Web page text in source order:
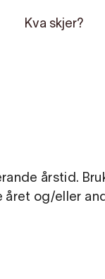
Kva skjer?
årstid.
året og/eller